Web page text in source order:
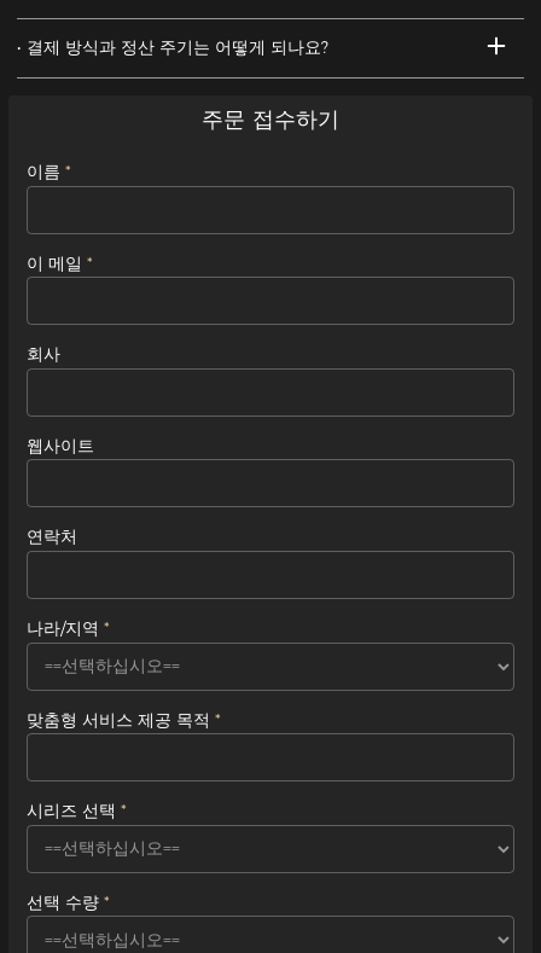
결제 방식과 정산 주기는 어떻게 되나요?
주문 접수하기
이름
이 메일
회사
웹사이트
연락처
나라/지역
맞춤형 서비스 제공 목적
시리즈 선택
선택 수량